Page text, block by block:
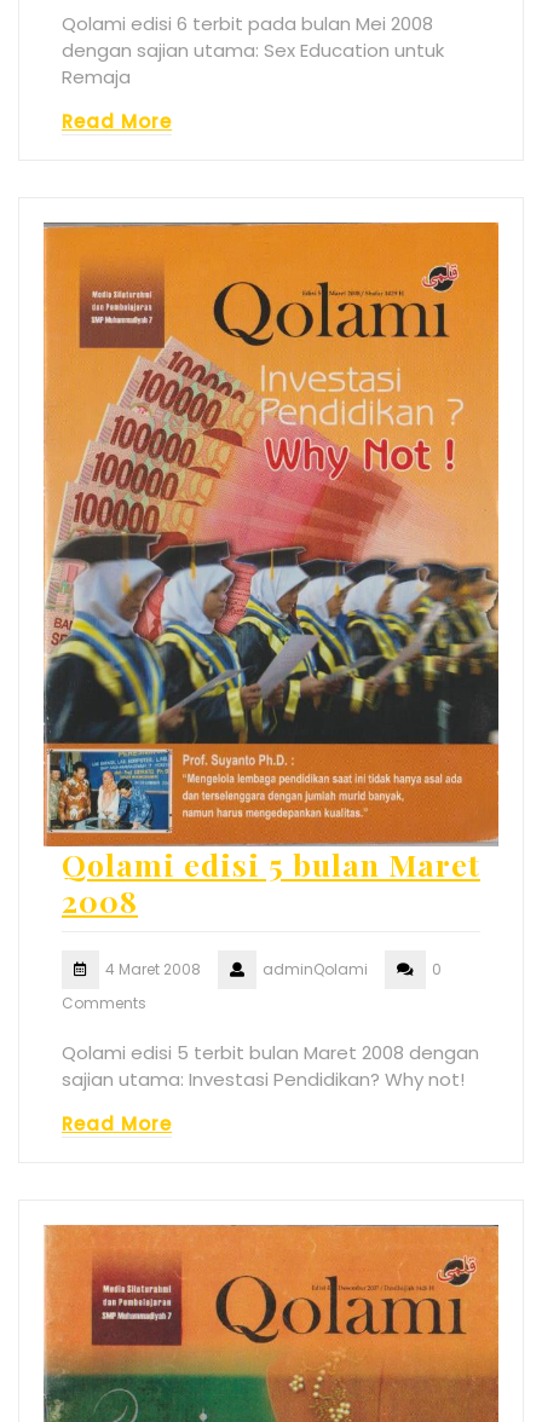
Qolami edisi 6 terbit pada bulan Mei 2008
dengan sajian utama: Sex Education untuk
Remaja
Read More
Qolami edisi 5 bulan Maret
2008
4 Maret 2008 adminQolami
0
Comments
Qolami edisi 5 terbit bulan Maret 2008 dengan
sajian utama: Investasi Pendidikan? Why not!
Read More